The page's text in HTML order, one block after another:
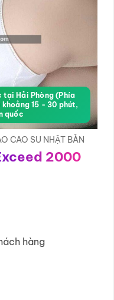
tại Hải Phòng (Phía
15 - 30 phút,
quốc
CAO SU NHẬT BẢN
2000
hàng